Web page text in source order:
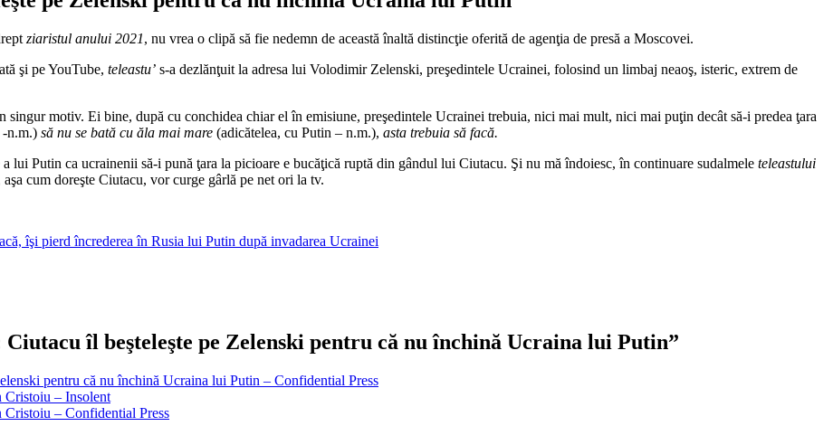
ziaristul anului 2021, nu vrea o clipă să fie nedemn de această înaltă distincţie oferită de agenţia de presă a Moscovei.
şi pe YouTube, teleastu’ s-a dezlănţuit la adresa lui Volodimir Zelenski, preşedintele Ucrainei, folosind un limbaj neaoş, isteric, extrem de
singur motiv. Ei bine, după cu conchidea chiar el în emisiune, preşedintele Ucrainei trebuia, nici mai mult, nici mai puţin decât să-i predea ţara
-n.m.) să nu se bată cu ăla mai mare (adicătelea, cu Putin – n.m.), asta trebuia să facă.
lui Putin ca ucrainenii să-i pună ţara la picioare e bucăţică ruptă din gândul lui Ciutacu. Şi nu mă îndoiesc, în continuare sudalmele teleastului
cum doreşte Ciutacu, vor curge gârlă pe net ori la tv.
îşi pierd încrederea în Rusia lui Putin după invadarea Ucrainei
îl beşteleşte pe Zelenski pentru că nu închină Ucraina lui Putin”
pentru că nu închină Ucraina lui Putin – Confidential Press
Cristoiu – Insolent
– Confidential Press